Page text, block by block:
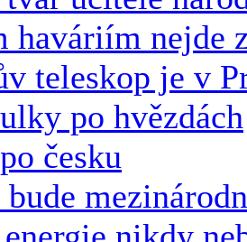
haváriím nejde
teleskop je v
po hvězdách
česku
bude